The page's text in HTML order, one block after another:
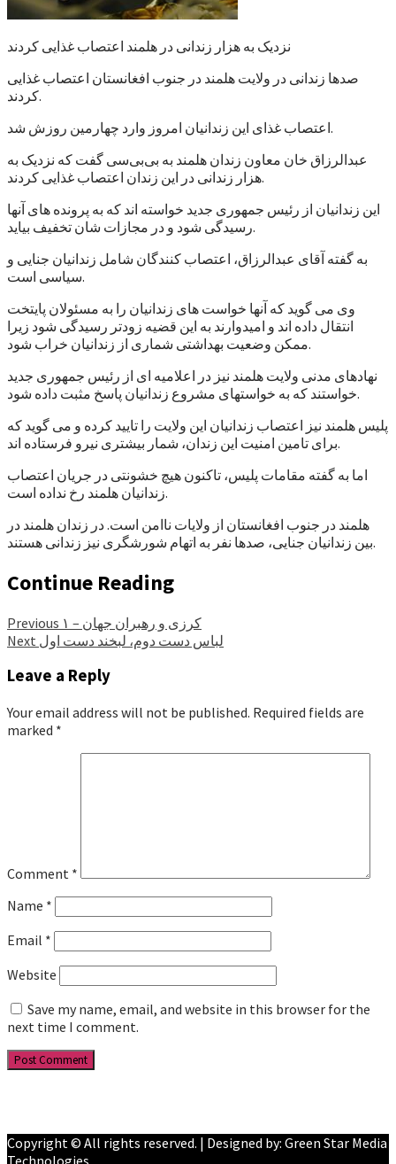
نزدیک به هزار زندانی در هلمند اعتصاب غذایی کردند
صدها زندانی در ولایت هلمند در جنوب افغانستان اعتصاب غذایی
کردند.
اعتصاب غذای این زندانیان امروز وارد چهارمین روزش شد.
عبدالرزاق خان معاون زندان هلمند به بی‌بی‌سی گفت که نزدیک به
هزار زندانی در این زندان اعتصاب غذایی کردند.
این زندانیان از رئیس جمهوری جدید خواسته اند که به پرونده های آنها
رسیدگی شود و در مجازات شان تخفیف بیاید.
به گفته آقای عبدالرزاق، اعتصاب کنندگان شامل زندانیان جنایی و
سیاسی است.
وی می گوید که آنها خواست های زندانیان را به مسئولان پایتخت
انتقال داده اند و امیدوارند به این قضیه زودتر رسیدگی شود زیرا
ممکن وضعیت بهداشتی شماری از زندانیان خراب شود.
نهادهای مدنی ولایت هلمند نیز در اعلامیه ای از رئیس جمهوری جدید
خواستند که به خواستهای مشروع زندانیان پاسخ مثبت داده شود.
پلیس هلمند نیز اعتصاب زندانیان این ولایت را تایید کرده و می گوید که
برای تامین امنیت این زندان، شمار بیشتری نیرو فرستاده اند.
اما به گفته مقامات پلیس، تاکنون هیچ خشونتی در جریان اعتصاب
زندانیان هلمند رخ نداده است.
هلمند در جنوب افغانستان از ولایات ناامن است. در زندان هلمند در
بین زندانیان جنایی، صدها نفر به اتهام شورشگری نیز زندانی هستند.
Continue Reading
Previous
کرزی و رهبران جهان – ۱
Next لباس دست دوم، لبخند دست اول
Leave a Reply
Your email address will not be published. Required fields are
marked *
Comment *
Name *
Email *
Website
Save my name, email, and website in this browser for the
next time I comment.
Copyright © All rights reserved. | Designed by: Green Star Media